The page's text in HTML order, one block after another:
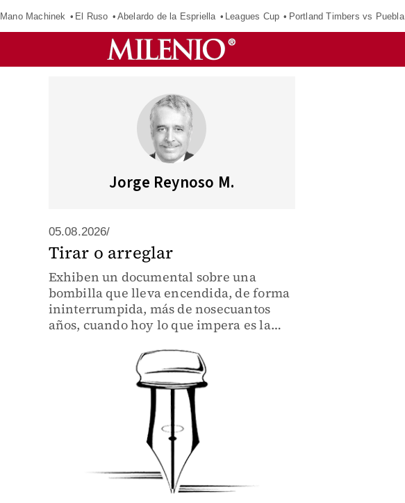
Mano Machinek El Ruso Abelardo de la Espriella Leagues Cup Portland Timbers vs Puebla
Jorge Reynoso M.
05.08.2026/
Tirar o arreglar
Exhiben un documental sobre una
bombilla que lleva encendida, de forma
ininterrumpida, más de nosecuantos
años, cuando hoy lo que impera es la